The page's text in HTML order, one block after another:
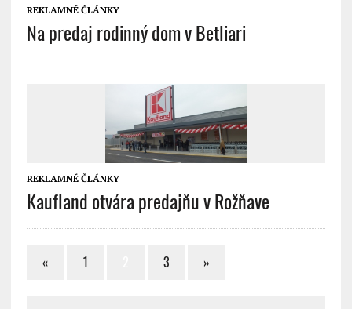
REKLAMNÉ ČLÁNKY
Na predaj rodinný dom v Betliari
REKLAMNÉ ČLÁNKY
Kaufland otvára predajňu v Rožňave
« 1 3 »